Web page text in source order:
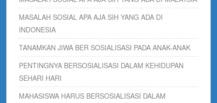
MASALAH SOSIAL APA AJA SIH YANG ADA DI
INDONESIA
TANAMKAN JIWA BER SOSIALISASI PADA ANAK-ANAK
PENTINGNYA BERSOSIALISASI DALAM KEHIDUPAN
SEHARI HARI
MAHASISWA HARUS BERSOSIALISASI DALAM